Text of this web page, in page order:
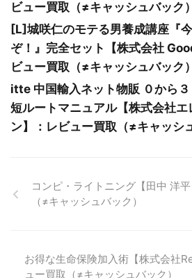
ビュー買取（≠キャッシュバック）
[L]城咲仁のモテる男養成講座『
ぞ！』完全セット【株式会社
ビュー買取（≠キャッシュバック）
itte 中国輸入ネット物販 ０から
短ルートマニュアル【株式会社エ
ン】：レビュー買取（≠キャッシ
コンピ・ライトニング【田中 洋
（≠キャッシュバック）
お得な生命保険加入術【株式会社
ュー買取（≠キャッシュバック）